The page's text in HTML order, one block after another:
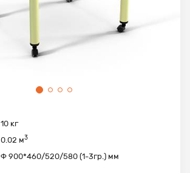
10 кг
0.02 м3
Ф 900*460/520/580 (1-3гр.) мм